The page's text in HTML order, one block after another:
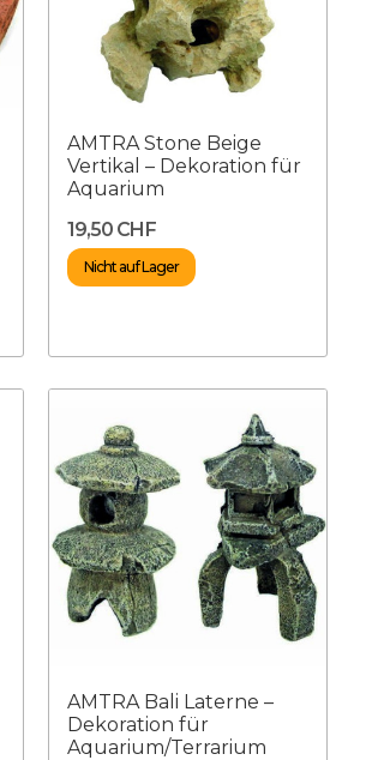
AMTRA Stone Beige
Vertikal – Dekoration für
Aquarium
19,50 CHF
Nicht auf Lager
AMTRA Bali Laterne –
Dekoration für
Aquarium/Terrarium